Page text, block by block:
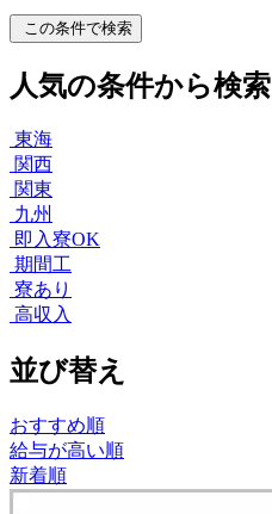
この条件で検索
人気の条件から検索
東海
関西
関東
九州
即入寮OK
期間工
寮あり
高収入
並び替え
おすすめ順
給与が高い順
新着順